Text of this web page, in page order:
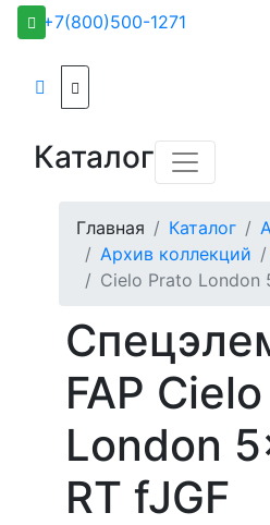
+7(800)500-1271
Каталог
Главная Каталог
Архив коллекций
Cielo Prato London
FAP
London
RT fJGF